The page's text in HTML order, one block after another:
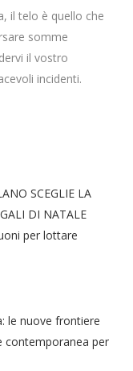
il telo è quello che
somme
il vostro
incidenti.
SCEGLIE LA
DI NATALE
per lottare
le nuove frontiere
contemporanea per